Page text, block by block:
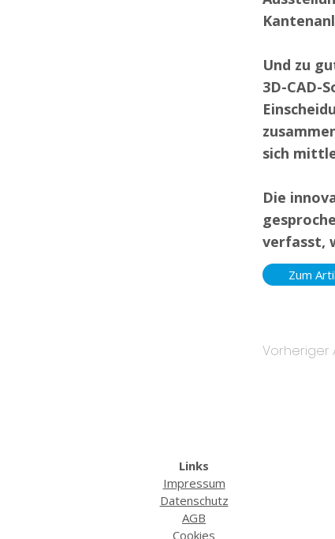
Und zu
3D-CAD-
sich
Die
verfasst,
Zum
Vorheriger
Links
Impressum
Datenschutz
AGB
Cookies